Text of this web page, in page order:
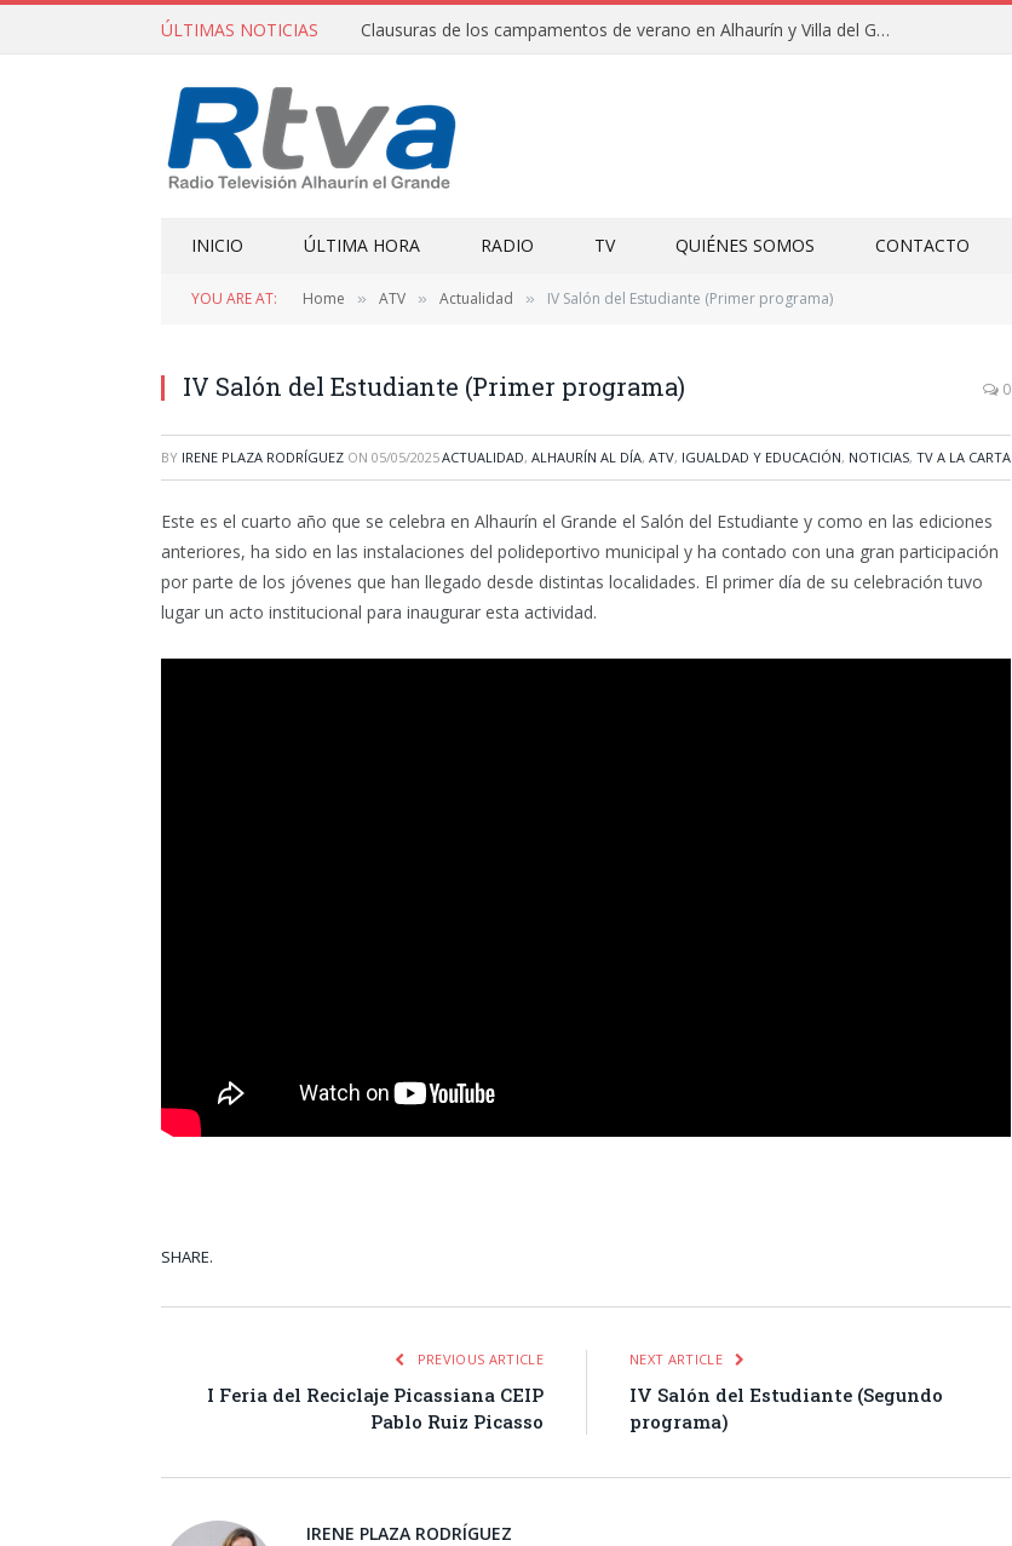
ÚLTIMAS NOTICIAS Clausuras de los campamentos de verano en Alhaurín y Villa del Guadalhorce 2026
INICIO ÚLTIMA HORA RADIO TV QUIÉNES SOMOS CONTACTO
YOU ARE AT: Home » ATV » Actualidad » IV Salón del Estudiante (Primer programa)
IV Salón del Estudiante (Primer programa) 0
BY IRENE PLAZA RODRÍGUEZ ON 05/05/2025ACTUALIDAD, ALHAURÍN AL DÍA, ATV, IGUALDAD Y EDUCACIÓN, NOTICIAS, TV A LA CARTA
Este es el cuarto año que se celebra en Alhaurín el Grande el Salón del Estudiante y como en las ediciones
anteriores, ha sido en las instalaciones del polideportivo municipal y ha contado con una gran participación
por parte de los jóvenes que han llegado desde distintas localidades. El primer día de su celebración tuvo
lugar un acto institucional para inaugurar esta actividad.
SHARE.
PREVIOUS ARTICLE
I Feria del Reciclaje Picassiana CEIP
Pablo Ruiz Picasso
NEXT ARTICLE
IV Salón del Estudiante (Segundo
programa)
IRENE PLAZA RODRÍGUEZ